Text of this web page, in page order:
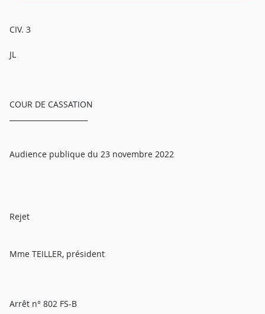
CIV. 3
JL
COUR DE CASSATION
Audience publique du 23 novembre 2022
Rejet
Mme TEILLER, président
Arrêt n° 802 FS-B